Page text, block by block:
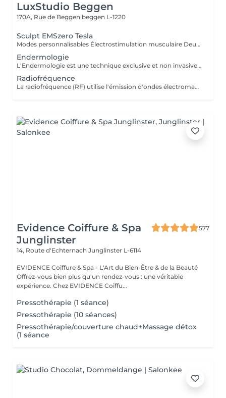
LuxStudio Beggen
170A, Rue de Beggen beggen L-1220
Sculpt EMSzero Tesla
Modes personnalisables Électrostimulation musculaire Deux poignées indépendantes : contrôlez la puissance indépendamment, permettant des entraînements synchronisés ou individualisés Sûr et non invasif : notre machine est exempte de courant, d'hyperthermie, de rayonnement et ne nécessite aucune période de récupération. Brûlage de graisse et développement musculaire sans effort Gain de temps et d'efforts : seulement 30 minutes d'utilisation équivalent à 30 000 contractions musculaires, l'équivalent d'innombrables rouleaux de ventre ou squats.
Endermologie
L'Endermologie est une technique exclusive et non invasive qui permet de remodeler votre silhouette, de lisser la cellulite et d'améliorer globalement la tonicité de la peau.
Radiofréquence
La radiofréquence (RF) utilise l'émission d'ondes électromagnétiques à très haute fréquence, pour cibler la peau. La technologie RF permet ainsi de raffermir sa peau et de réduire des tissus graisseux, afin de redessiner des contours touchés par un affaissement cutané et un relâchement de la peau.
Evidence Coiffure & Spa
Junglinster
577
14, Route d‘Echternach Junglinster L-6114
EVIDENCE Coiffure & Spa - L'Art du Bien-Être & de la Beauté
Offrez-vous bien plus qu'un rendez-vous : une véritable
expérience. Chez EVIDENCE Coiffu...
Pressothérapie (1 séance)
Pressothérapie (10 séances)
Pressothérapie/couverture chaud+Massage détox
(1 séance